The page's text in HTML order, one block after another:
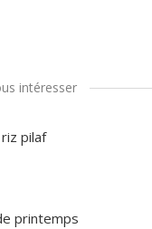
intéresser
pilaf
printemps